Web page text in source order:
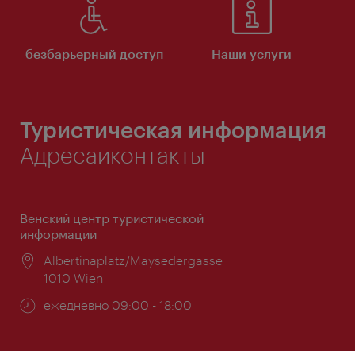
безбарьерный доступ Наши услуги
Туристическая информация
Адресаиконтакты
Венский центр туристической
информации
Расположение:
Albertinaplatz/Maysedergasse
1010 Wien
Часы
ежедневно 09:00 - 18:00